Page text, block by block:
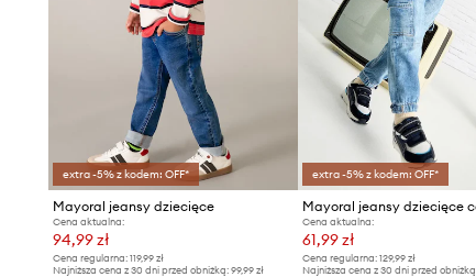
extra -5% z kodem: OFF*
Mayoral jeansy dziecięce
Cena aktualna:
94,99 zł
Cena regularna: 119,99 zł
Najniższa cena z 30 dni przed obniżką: 99,99 zł
extra -5% z kodem: OFF*
Mayoral jeansy dziecięce
Cena aktualna:
61,99 zł
Cena regularna:129,99 zł
Najniższa cena z 30 dni przed